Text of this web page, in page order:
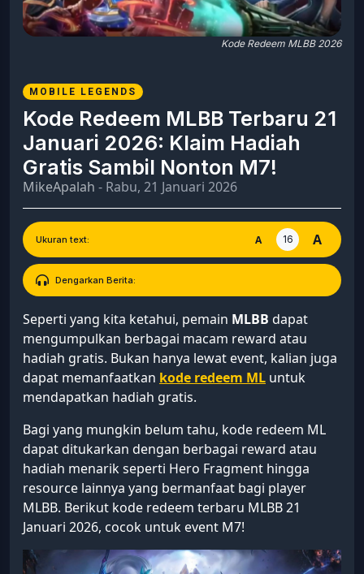
Kode Redeem MLBB 2026
MOBILE LEGENDS
Kode Redeem MLBB Terbaru 21
Januari 2026: Klaim Hadiah
Gratis Sambil Nonton M7!
MikeApalah - Rabu, 21 Januari 2026
Ukuran text: A 16 A
Dengarkan Berita:
Seperti yang kita ketahui, pemain MLBB dapat
mengumpulkan berbagai macam reward atau
hadiah gratis. Bukan hanya lewat event, kalian juga
dapat memanfaatkan kode redeem ML untuk
mendapatkan hadiah gratis.
Bagi yang mungkin belum tahu, kode redeem ML
dapat ditukarkan dengan berbagai reward atau
hadiah menarik seperti Hero Fragment hingga
resource lainnya yang bermanfaat bagi player
MLBB. Berikut kode redeem terbaru MLBB 21
Januari 2026, cocok untuk event M7!